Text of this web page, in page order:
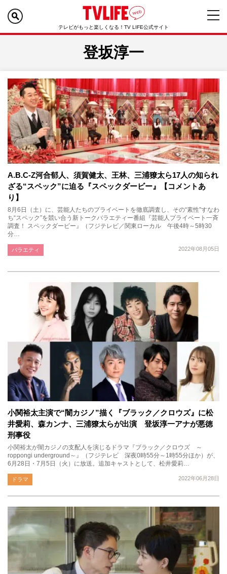
テレビがもっと楽しくなる！TV LIFE公式サイト
登坂淳一
A.B.C-Z河合郁人、須賀健太、王林、三浦獠太ら17人の知られ
ざる“スペック”に迫る『スペックダービー』【コメントあ
り】
8月6日（土）に、芸能人たちのプライベートを徹底調査し、その“素性”すなわ
ち“スペック”を競い合う新トークバラエティー番組『芸能人プライベート一斉
調査！ スペックダービー』（フジテレビ／関東ローカル 午後4時～5時30
分…
2022年08月05日
バラエティ
小関裕太主演で“闇カジノ”描く『ブラック／クロウズ』に松
井愛莉、森カンナ、三浦獠太らが出演 登坂淳一アナが悪徳
刑事役
小関裕太が闇カジノの支配人を演じるドラマ『ブラック／クロウズ ～
roppongi underground～』（フジテレビ 深夜0時55分～1時55分ほか）が、
6月28日・7月5日（火）に放送。追加キャストとして、松井愛莉…
2022年06月28日
ドラマ